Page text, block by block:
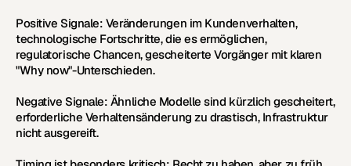
Positive Signale: Veränderungen im Kundenverhalten,
technologische Fortschritte, die es ermöglichen,
regulatorische Chancen, gescheiterte Vorgänger mit klaren
"Why now"-Unterschieden.
Negative Signale: Ähnliche Modelle sind kürzlich gescheitert,
erforderliche Verhaltensänderung zu drastisch, Infrastruktur
nicht ausgereift.